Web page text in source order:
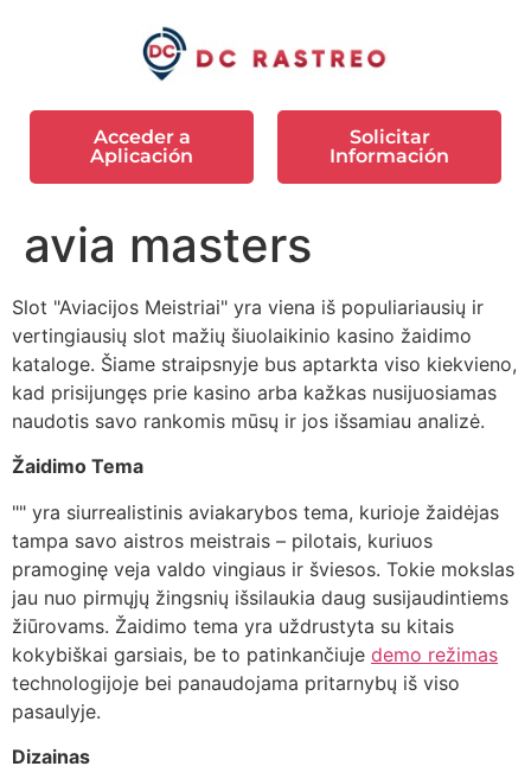
Acceder a
Aplicación
Solicitar
Información
avia masters
Slot "Aviacijos Meistriai" yra viena iš populiariausių ir
vertingiausių slot mažių šiuolaikinio kasino žaidimo
kataloge. Šiame straipsnyje bus aptarkta viso kiekvieno,
kad prisijungęs prie kasino arba kažkas nusijuosiamas
naudotis savo rankomis mūsų ir jos išsamiau analizė.
Žaidimo Tema
"" yra siurrealistinis aviakarybos tema, kurioje žaidėjas
tampa savo aistros meistrais – pilotais, kuriuos
pramoginę veja valdo vingiaus ir šviesos. Tokie mokslas
jau nuo pirmųjų žingsnių išsilaukia daug susijaudintiems
žiūrovams. Žaidimo tema yra uždrustyta su kitais
kokybiškai garsiais, be to patinkančiuje demo režimas
technologijoje bei panaudojama pritarnybų iš viso
pasaulyje.
Dizainas